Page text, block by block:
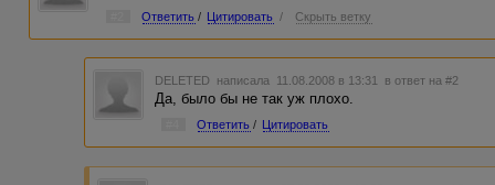
Ответить / Цитировать / Скрыть ветку
DELETED написала 11.08.2008 в 13:31 в ответ на #2
Да, было бы не так уж плохо.
Ответить / Цитировать